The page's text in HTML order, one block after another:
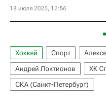
18 июля 2025, 12:56
Хоккей Спорт
Андрей Локтионов
ХК
СКА (Санкт-Петербург)